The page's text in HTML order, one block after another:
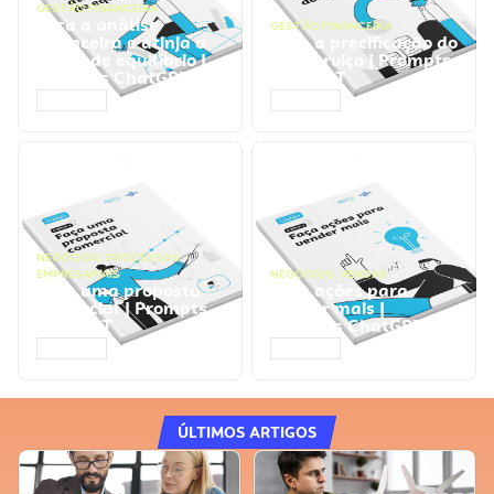
GESTÃO FINANCEIRA
Faça a análise
financeira e atinja o
ponto de equilíbrio |
Prompts ChatGPT
GESTÃO FINANCEIRA
Faça a precificação do
seu serviço | Prompts
ChatGPT
NEGÓCIOS, PROCESSOS
EMPRESARIAIS
Faça uma proposta
comercial | Prompts
ChatGPT
NEGÓCIOS, VENDAS
Faça ações para
vender mais |
Prompts ChatGPT
ÚLTIMOS ARTIGOS